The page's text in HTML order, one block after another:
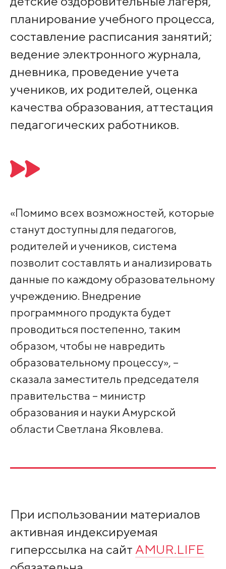
планирование учебного процесса,
составление расписания занятий;
ведение электронного журнала,
дневника, проведение учета
учеников, их родителей, оценка
качества образования, аттестация
педагогических работников.
«Помимо всех возможностей, которые
станут доступны для педагогов,
родителей и учеников, система
позволит составлять и анализировать
данные по каждому образовательному
учреждению. Внедрение
программного продукта будет
проводиться постепенно, таким
образом, чтобы не навредить
образовательному процессу», –
сказала заместитель председателя
правительства – министр
образования и науки Амурской
области Светлана Яковлева.
При использовании материалов
активная индексируемая
гиперссылка на сайт AMUR.LIFE